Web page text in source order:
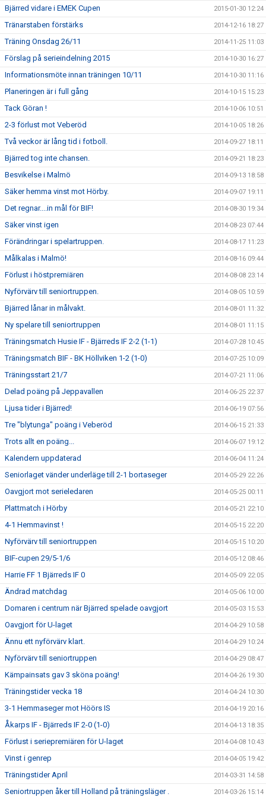
Bjärred vidare i EMEK Cupen 2015-01-30 12:24
Tränarstaben förstärks 2014-12-16 18:27
Träning Onsdag 26/11 2014-11-25 11:03
Förslag på serieindelning 2015 2014-10-30 16:27
Informationsmöte innan träningen 10/11 2014-10-30 11:16
Planeringen är i full gång 2014-10-15 15:23
Tack Göran ! 2014-10-06 10:51
2-3 förlust mot Veberöd 2014-10-05 18:26
Två veckor är lång tid i fotboll. 2014-09-27 18:11
Bjärred tog inte chansen. 2014-09-21 18:23
Besvikelse i Malmö 2014-09-13 18:58
Säker hemma vinst mot Hörby. 2014-09-07 19:11
Det regnar....in mål för BIF! 2014-08-30 19:34
Säker vinst igen 2014-08-23 07:44
Förändringar i spelartruppen. 2014-08-17 11:23
Målkalas i Malmö! 2014-08-16 09:44
Förlust i höstpremiären 2014-08-08 23:14
Nyförvärv till seniortruppen. 2014-08-05 10:59
Bjärred lånar in målvakt. 2014-08-01 11:32
Ny spelare till seniortruppen 2014-08-01 11:15
Träningsmatch Husie IF - Bjärreds IF 2-2 (1-1) 2014-07-28 10:45
Träningsmatch BIF - BK Höllviken 1-2 (1-0) 2014-07-25 10:09
Träningsstart 21/7 2014-07-21 11:06
Delad poäng på Jeppavallen 2014-06-25 22:37
Ljusa tider i Bjärred! 2014-06-19 07:56
Tre "blytunga" poäng i Veberöd 2014-06-15 21:33
Trots allt en poäng... 2014-06-07 19:12
Kalendern uppdaterad 2014-06-04 11:24
Seniorlaget vänder underläge till 2-1 bortaseger 2014-05-29 22:26
Oavgjort mot serieledaren 2014-05-25 00:11
Plattmatch i Hörby 2014-05-21 22:10
4-1 Hemmavinst ! 2014-05-15 22:20
Nyförvärv till seniortruppen 2014-05-15 10:20
BIF-cupen 29/5-1/6 2014-05-12 08:46
Harrie FF 1 Bjärreds IF 0 2014-05-09 22:05
Ändrad matchdag 2014-05-06 10:00
Domaren i centrum när Bjärred spelade oavgjort 2014-05-03 15:53
Oavgjort för U-laget 2014-04-29 10:58
Ännu ett nyförvärv klart. 2014-04-29 10:24
Nyförvärv till seniortruppen 2014-04-29 08:47
Kämpainsats gav 3 sköna poäng! 2014-04-26 19:30
Träningstider vecka 18 2014-04-24 10:30
3-1 Hemmaseger mot Höörs IS 2014-04-19 20:16
Åkarps IF - Bjärreds IF 2-0 (1-0) 2014-04-13 18:35
Förlust i seriepremiären för U-laget 2014-04-08 10:43
Vinst i genrep 2014-04-05 19:42
Träningstider April 2014-03-31 14:58
Seniortruppen åker till Holland på träningsläger . 2014-03-26 15:14